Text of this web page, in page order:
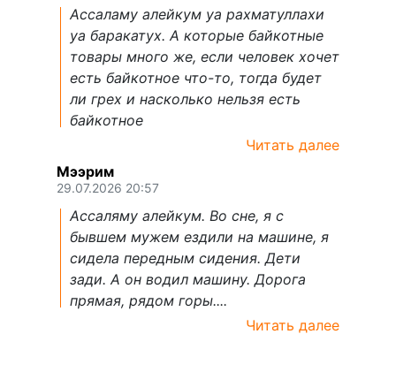
Ассаламу алейкум уа рахматуллахи
уа баракатух. А которые байкотные
товары много же, если человек хочет
есть байкотное что-то, тогда будет
ли грех и насколько нельзя есть
байкотное
Читать далее
Мээрим
29.07.2026 20:57
Ассаляму алейкум. Во сне, я с
бывшем мужем ездили на машине, я
сидела передным сидения. Дети
зади. А он водил машину. Дорога
прямая, рядом горы....
Читать далее